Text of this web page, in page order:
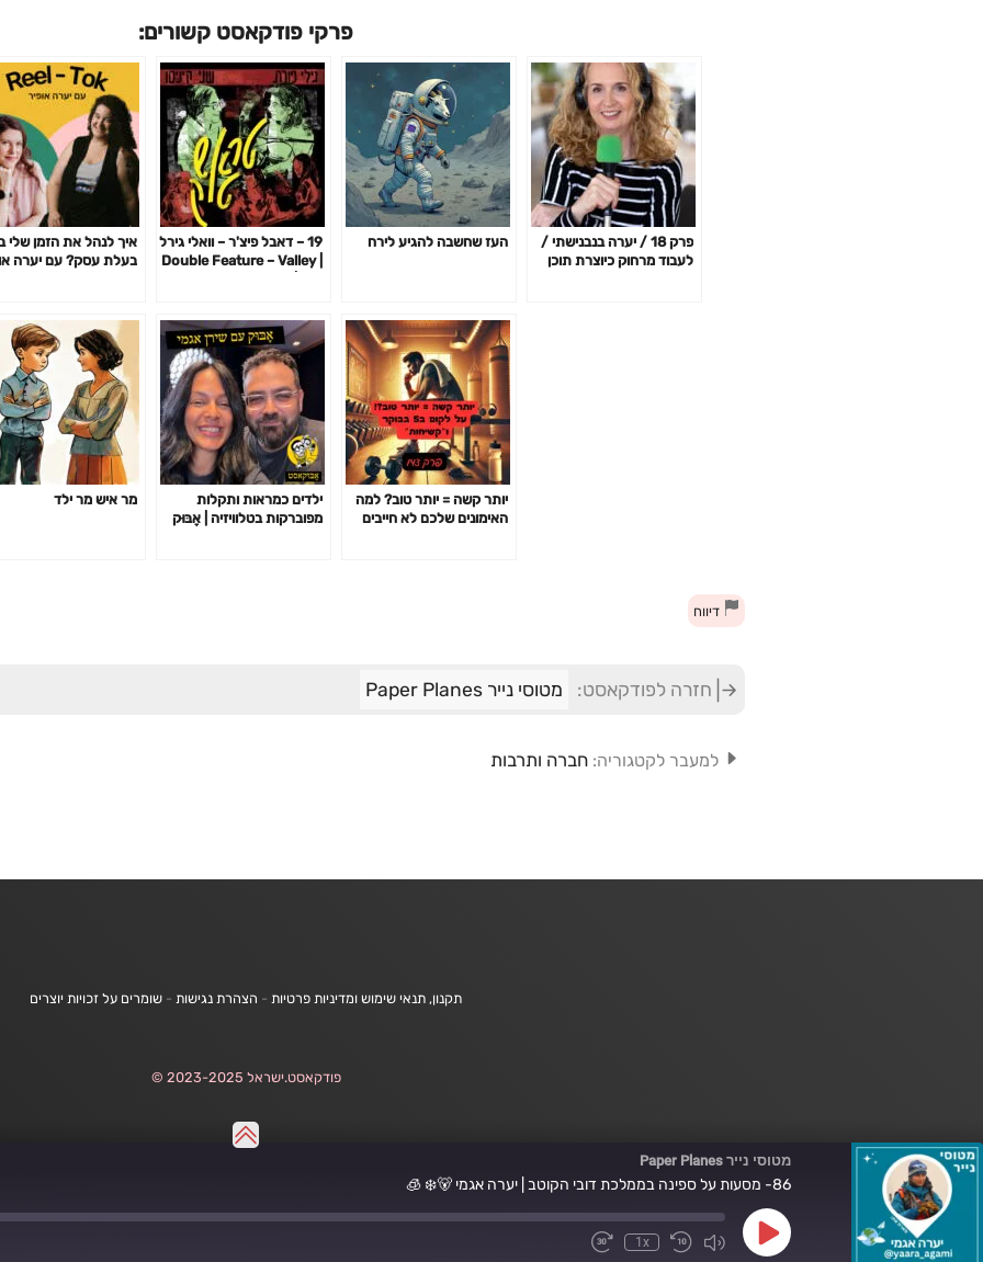
מטוסי נייר Paper Planes
86- מסעות על ספינה בממלכת דובי הקוטב | יערה אגמי 🐻‍❄️ 🧊
Play
Episode
Mute/Unmute
Rewind
1x
Fast
פרקי פודקאסט קשורים:
פרק 18 / יערה בנבנישתי /
לעבוד מרחוק כיוצרת תוכן
העז שחשבה להגיע לירח
19 – דאבל פיצ'ר – וואלי גירל
| Double Feature – Valley
איך לנהל את הזמן שלי
בעלת עסק? עם יערה
יותר קשה = יותר טוב? למה
האימונים שלכם לא חייבים
ילדים כמראות ותקלות
מפוברקות בטלוויזיה | אָבּוּק
מר איש מר ילד
דיווח
חזרה לפודקאסט: מטוסי נייר Paper Planes
למעבר לקטגוריה: חברה ותרבות
תקנון, תנאי שימוש ומדיניות פרטיות - הצהרת נגישות - שומרים על זכויות יוצרים
פודקאסט.ישראל 2023-2025 ©